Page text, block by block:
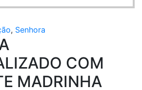
, Senhora
COM
MADRINHA